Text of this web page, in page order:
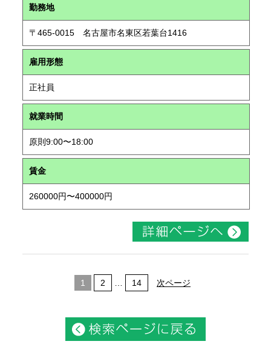
勤務地
〒465-0015 名古屋市名東区若葉台1416
雇用形態
正社員
就業時間
原則9:00〜18:00
賃金
260000円〜400000円
1 2 14 次ページ